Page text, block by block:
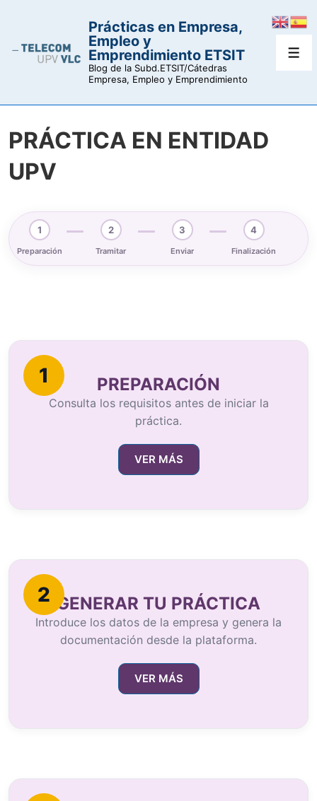
Prácticas en Empresa,
Empleo y
Emprendimiento ETSIT
Blog de la Subd.ETSIT/Cátedras
Empresa, Empleo y Emprendimiento
PRÁCTICA EN ENTIDAD
UPV
1
Preparación
2
Tramitar
3
Enviar
4
Finalización
1 PREPARACIÓN
Consulta los requisitos antes de iniciar la
práctica.
VER MÁS
2 GENERAR TU PRÁCTICA
Introduce los datos de la empresa y genera la
documentación desde la plataforma.
VER MÁS